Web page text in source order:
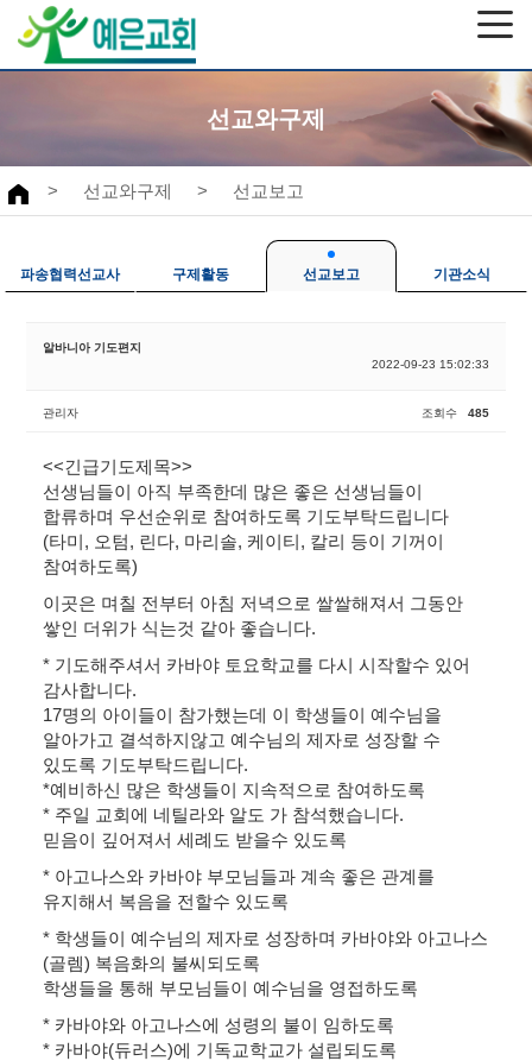
선교와구제
> 선교와구제 > 선교보고
파송협력선교사 구제활동 선교보고 기관소식
알바니아 기도편지
2022-09-23 15:02:33
관리자 조회수 485
<<긴급기도제목>>
선생님들이 아직 부족한데 많은 좋은 선생님들이
합류하며 우선순위로 참여하도록 기도부탁드립니다
(타미, 오텀, 린다, 마리솔, 케이티, 칼리 등이 기꺼이
참여하도록)
이곳은 며칠 전부터 아침 저녁으로 쌀쌀해져서 그동안
쌓인 더위가 식는것 같아 좋습니다.
* 기도해주셔서 카바야 토요학교를 다시 시작할수 있어
감사합니다.
17명의 아이들이 참가했는데 이 학생들이 예수님을
알아가고 결석하지않고 예수님의 제자로 성장할 수
있도록 기도부탁드립니다.
*예비하신 많은 학생들이 지속적으로 참여하도록
* 주일 교회에 네틸라와 알도 가 참석했습니다.
믿음이 깊어져서 세례도 받을수 있도록
* 아고나스와 카바야 부모님들과 계속 좋은 관계를
유지해서 복음을 전할수 있도록
* 학생들이 예수님의 제자로 성장하며 카바야와 아고나스
(골렘) 복음화의 불씨되도록
학생들을 통해 부모님들이 예수님을 영접하도록
* 카바야와 아고나스에 성령의 불이 임하도록
* 카바야(듀러스)에 기독교학교가 설립되도록